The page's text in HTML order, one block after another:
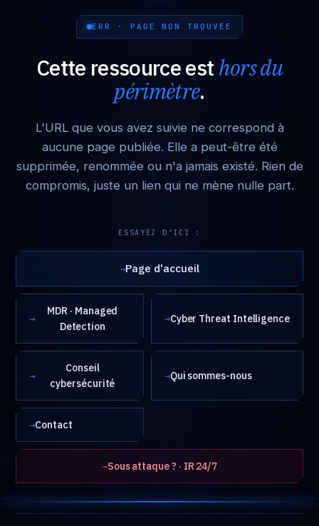
ERR · PAGE NON TROUVÉE
Cette ressource esthors du
périmètre.
L'URL que vous avez suivie ne correspond à
aucune page publiée. Elle a peut-être été
supprimée, renommée ou n'a jamais existé. Rien de
compromis, juste un lien qui ne mène nulle part.
ESSAYEZ D'ICI :
→Page d'accueil
→
MDR · Managed
Detection
→Cyber Threat Intelligence
→
Conseil
cybersécurité
→Qui sommes-nous
→Contact
→Sous attaque ? · IR 24/7